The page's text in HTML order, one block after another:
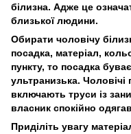
білизна. Адже це
близької людини.
Обирати чоловічу
посадка, матеріал,
пункту, то посадка
ультранизька. Чоловічі
включають труси із
власник спокійно
Приділіть увагу